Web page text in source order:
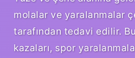
molalar ve yaralanmalar
tarafından tedavi edilir.
kazaları, spor